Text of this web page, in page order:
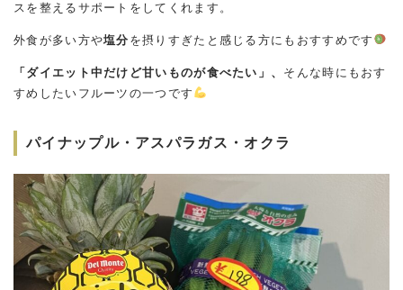
スを整えるサポートをしてくれます。
外食が多い方や塩分 を摂りすぎたと感じる方にもおすすめです
「ダイエット中だけど甘いものが食べたい」、 そんな時にもおす
すめしたいフルーツの一つです
パイナップル・アスパラガス・オクラ